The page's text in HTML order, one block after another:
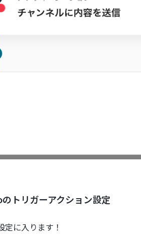
トリガーアクション設定
に入ります！